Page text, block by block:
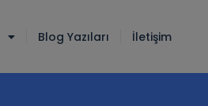
Blog Yazıları İletişim